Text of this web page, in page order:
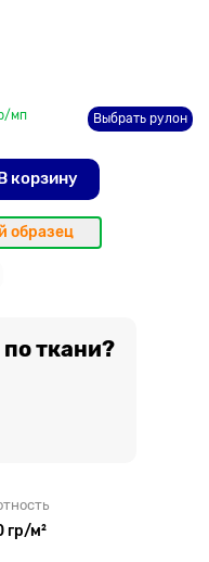
мп
Выбрать рулон
В корзину
образец
ткани?
гр/м²